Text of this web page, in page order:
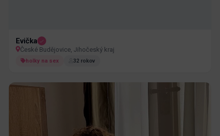
Evička
České Budějovice, Jihočeský kraj
holky na sex 32 rokov